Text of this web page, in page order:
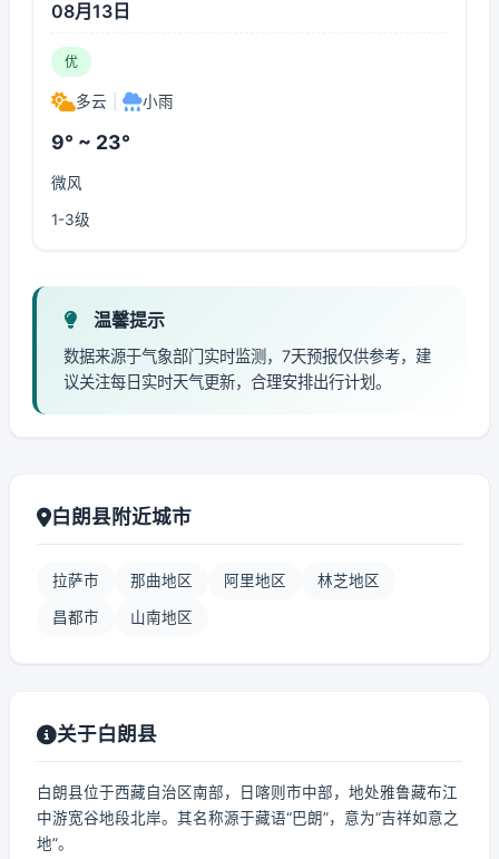
08月13日
优
多云 小雨
9° ~ 23°
微风
1-3级
温馨提示
数据来源于气象部门实时监测，7天预报仅供参考，建
议关注每日实时天气更新，合理安排出行计划。
白朗县附近城市
拉萨市 那曲地区 阿里地区 林芝地区
昌都市 山南地区
关于白朗县
白朗县位于西藏自治区南部，日喀则市中部，地处雅鲁藏布江
中游宽谷地段北岸。其名称源于藏语“巴朗”，意为“吉祥如意之
地”。